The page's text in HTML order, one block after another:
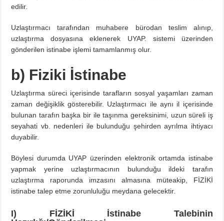
edilir.
Uzlaştırmacı tarafından muhabere bürodan teslim alınıp,
uzlaştırma dosyasına eklenerek UYAP. sistemi üzerinden
gönderilen istinabe işlemi tamamlanmış olur.
b) Fiziki İstinabe
Uzlaştırma süreci içerisinde tarafların sosyal yaşamları zaman
zaman değişiklik gösterebilir. Uzlaştırmacı ile aynı il içerisinde
bulunan tarafın başka bir ile taşınma gereksinimi, uzun süreli iş
seyahati vb. nedenleri ile bulunduğu şehirden ayrılma ihtiyacı
duyabilir.
Böylesi durumda UYAP üzerinden elektronik ortamda istinabe
yapmak yerine uzlaştırmacının bulunduğu ildeki tarafın
uzlaştırma raporunda imzasını almasına müteakip, FİZİKİ
istinabe talep etme zorunluluğu meydana gelecektir.
I) FİZİKİ İstinabe Talebinin